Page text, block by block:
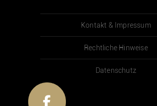
Kontakt & Impressum
Rechtliche Hinweise
Datenschutz